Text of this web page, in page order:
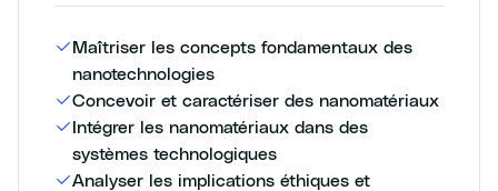
Maîtriser les concepts fondamentaux des
nanotechnologies
Concevoir et caractériser des nanomatériaux
Intégrer les nanomatériaux dans des
systèmes technologiques
Analyser les implications éthiques et